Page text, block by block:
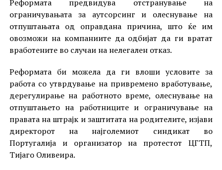
Реформата предвидува отстранување на
ограничувањата за аутсорсинг и олеснување на
отпуштањата од оправдана причина, што ќе им
овозможи на компаниите да одбијат да ги вратат
вработените во случаи на нелегален отказ.
Реформата би можела да ги влоши условите за
работа со утврдување на привремено вработување,
дерегулирање на работното време, олеснување на
отпуштањето на работниците и ограничување на
правата на штрајк и заштитата на родителите, изјави
директорот на најголемиот синдикат во
Португалија и организатор на протестот ЦГТП,
Тијаго Оливеира.